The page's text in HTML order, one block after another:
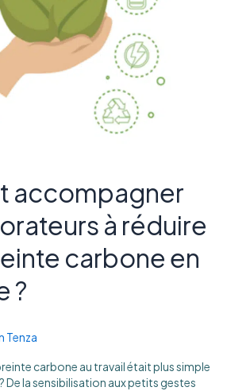
accompagner
à réduire
carbone en
?
Tenza
carbone au travail était plus simple
De la sensibilisation aux petits gestes